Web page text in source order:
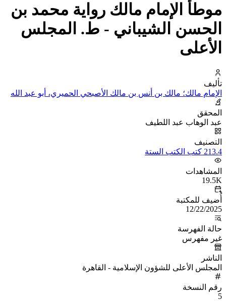
موطأ الإمام مالك رواية محمد بن
الحسن الشيباني - ط. المجلس
الأعلى
تأليف
الإمام مالك؛ مالك بن أنس بن مالك الأصبحي الحميري، أبو عبد الله
المحقق
عبد الوهاب عبد اللطيف
التصنيف
213.4 كتب الكتب الستة
المشاهدات
19.5K
أُضيف للمكتبة
12/22/2025
حالة الفهرسة
غير مفهرس
الناشر
المجلس الأعلى للشؤون الإسلامية - القاهرة
رقم النسخة
5